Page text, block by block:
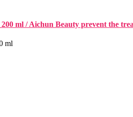
ml / Aichun Beauty prevent the
ml